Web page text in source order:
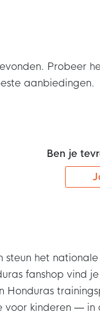
Probeer
aanbiedingen.
Ben je
steun het
fanshop vind
Honduras
voor kinderen — in